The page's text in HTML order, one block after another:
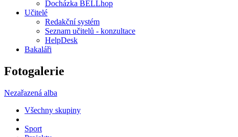
Docházka BELLhop
Učitelé
Redakční systém
Seznam učitelů - konzultace
HelpDesk
Bakaláři
Fotogalerie
Nezařazená alba
Všechny skupiny
Sport